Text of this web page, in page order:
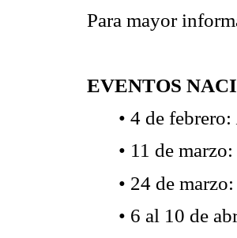
Para mayor
EVENTOS
• 4 de febrero:
• 11 de marzo:
• 24 de marzo:
• 6 al 10 de